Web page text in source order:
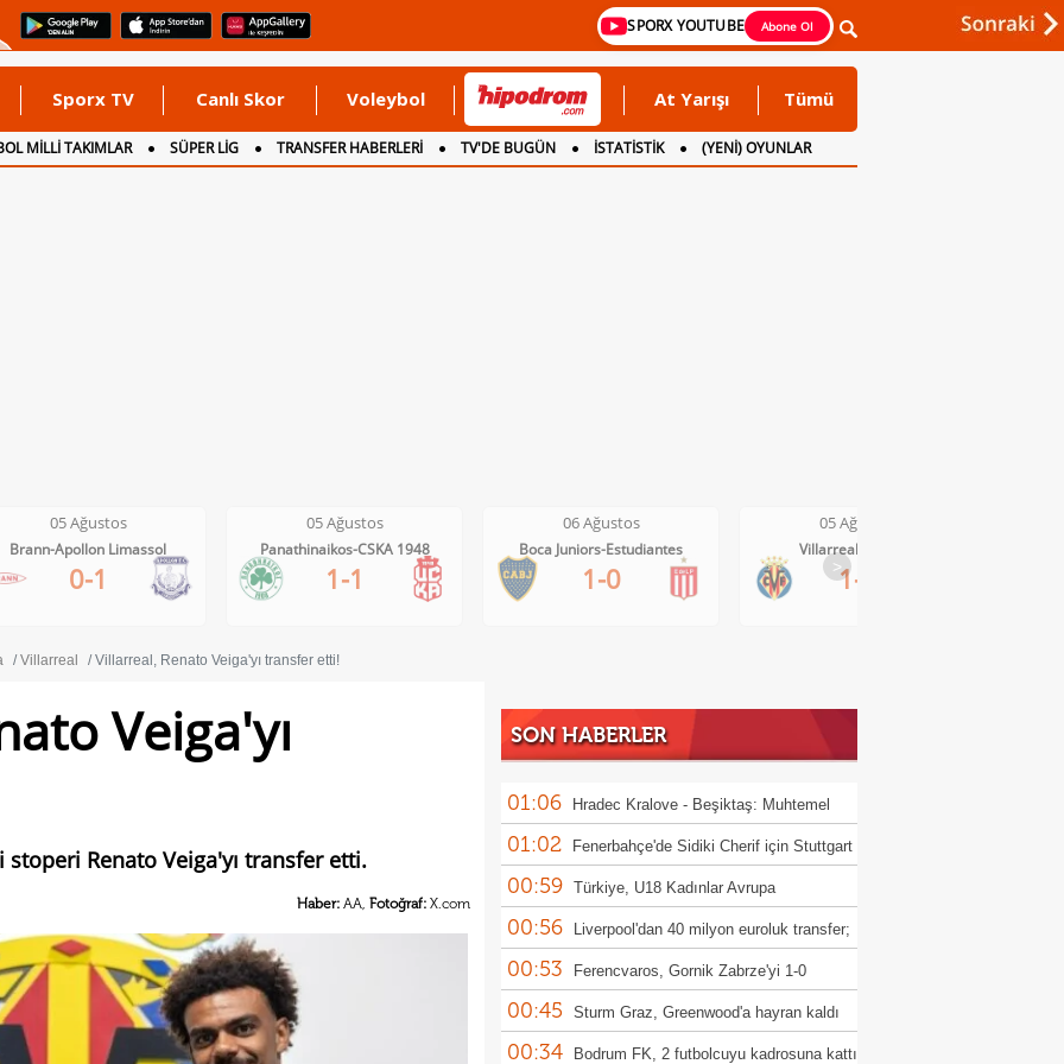
SPORX YOUTUBE Abone Ol
Sporx TV Canlı Skor Voleybol At Yarışı Tümü
MİLLİ TAKIMLAR SÜPER LİG TRANSFER HABERLERİ TV'DE BUGÜN İSTATİSTİK
(YENİ) OYUNLAR
05 Ağustos
Brann-Apollon Limassol
0-1
05 Ağustos
Panathinaikos-CSKA 1948
1-1
06 Ağustos
Boca Juniors-Estudiantes
1-0
05 Ağustos
Villarreal-Levante
1-0
>
Villarreal Villarreal, Renato Veiga'yı transfer etti!
Veiga'yı
Renato Veiga'yı transfer etti.
Haber: AA, Fotoğraf: X.com
SON HABERLER
01:06 Hradec Kralove - Beşiktaş: Muhtemel
11'ler
01:02 Fenerbahçe'de Sidiki Cherif için Stuttgart
iddiası!
00:59 Türkiye, U18 Kadınlar Avrupa
Şampiyonası'nda Sırbistan'a 70-67 yenildi
00:56 Liverpool'dan 40 milyon euroluk transfer;
Victor Munoz
00:53 Ferencvaros, Gornik Zabrze'yi 1-0
mağlup etti
00:45 Sturm Graz, Greenwood'a hayran kaldı
00:34 Bodrum FK, 2 futbolcuyu kadrosuna kattı